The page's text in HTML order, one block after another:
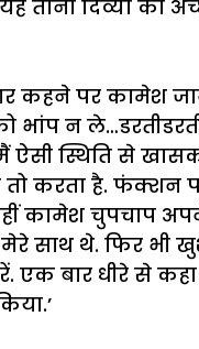
ताना दिव्या को
कहने पर कामेश
भांप न
ऐसी स्थिति से
तो करता है.
कामेश चुपचाप
मेरे साथ थे. फिर
बार धीरे से